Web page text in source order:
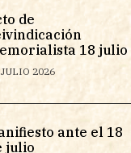
de
18 julio
2026
ante el 18
julio